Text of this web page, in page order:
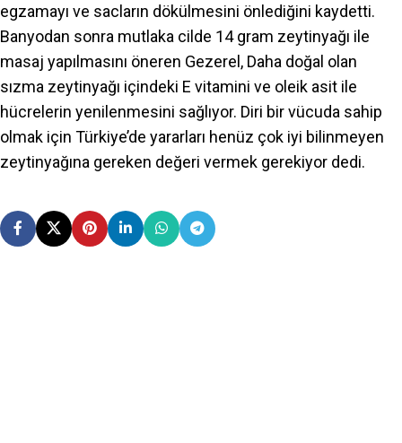
egzamayı ve sacların dökülmesini önlediğini kaydetti.
Banyodan sonra mutlaka cilde 14 gram zeytinyağı ile
masaj yapılmasını öneren Gezerel, Daha doğal olan
sızma zeytinyağı içindeki E vitamini ve oleik asit ile
hücrelerin yenilenmesini sağlıyor. Diri bir vücuda sahip
olmak için Türkiye’de yararları henüz çok iyi bilinmeyen
zeytinyağına gereken değeri vermek gerekiyor dedi.